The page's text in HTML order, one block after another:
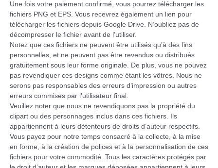
Une fois votre paiement confirmé, vous pourrez télécharger les
fichiers PNG et EPS. Vous recevrez également un lien pour
télécharger les fichiers depuis Google Drive. N’oubliez pas de
décompresser le fichier avant de l’utiliser.
Notez que ces fichiers ne peuvent être utilisés qu’à des fins
personnelles, et ne peuvent pas être revendus ou distribués
gratuitement sous leur forme originale. De plus, vous ne pouvez
pas revendiquer ces designs comme étant les vôtres. Nous ne
serons pas responsables des erreurs d’impression ou autres
erreurs commises par l’utilisateur final.
Veuillez noter que nous ne revendiquons pas la propriété du
clipart ou des personnages inclus dans ces fichiers. Ils
appartiennent à leurs détenteurs de droits d’auteur respectifs.
Vous payez pour notre temps consacré à la collecte, à la mise
en forme, à la création de polices et à la personnalisation de ces
fichiers pour votre commodité. Tous les caractères protégés par